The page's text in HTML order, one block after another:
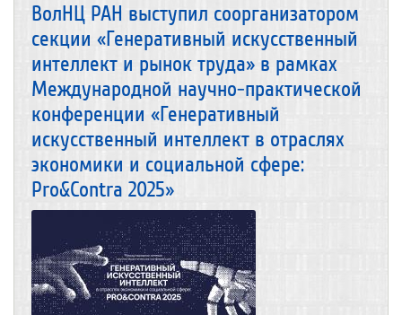
ВолНЦ РАН выступил соорганизатором
секции «Генеративный искусственный
интеллект и рынок труда» в рамках
Международной научно-практической
конференции «Генеративный
искусственный интеллект в отраслях
экономики и социальной сфере:
Pro&Contra 2025»